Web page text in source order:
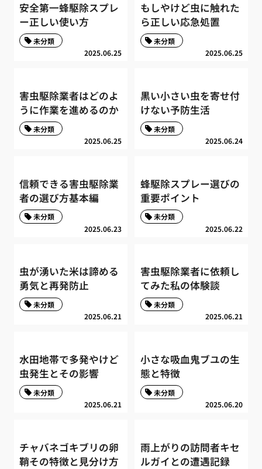
安全第一蜂駆除スプレ
ー正しい使い方
2025.06.25
未分類
もしやけど虫に触れた
ら正しい応急処置
2025.06.25
未分類
害虫駆除業者はどのよ
うに作業を進めるのか
2025.06.25
未分類
黒い小さい虫を寄せ付
けない予防生活
2025.06.24
未分類
信頼できる害虫駆除業
者の選び方基本編
2025.06.23
未分類
蜂駆除スプレー選びの
重要ポイント
2025.06.22
未分類
虫が湧いた米は諦める
勇気と再発防止
2025.06.21
未分類
害虫駆除業者に依頼し
てみた私の体験談
2025.06.21
未分類
水田地帯で多発やけど
虫発生とその影響
2025.06.21
未分類
小さな吸血鬼ブユの生
態と特徴
2025.06.20
未分類
チャバネゴキブリの卵
鞘その特徴と見分け方
雨上がりの訪問者キセ
ルガイとの遭遇記録